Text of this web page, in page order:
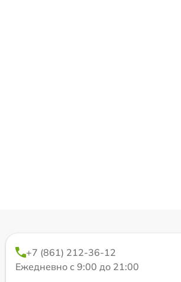
+7 (861) 212-36-12
Ежедневно с 9:00 до 21:00